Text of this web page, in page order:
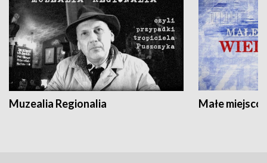
Muzealia Regionalia Małe